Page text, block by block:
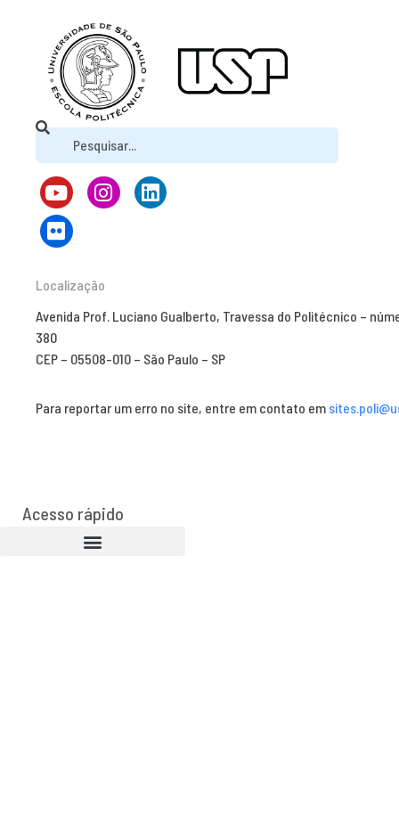
Localização
Avenida Prof. Luciano Gualberto, Travessa do Politécnico –
380
CEP – 05508-010 – São Paulo – SP
Para reportar um erro no site, entre em contato em
Acesso rápido